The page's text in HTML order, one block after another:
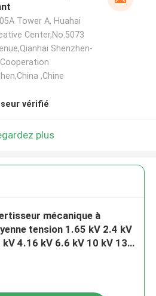
Tower A, Huahai
Center,No.5073
Shenzhen-
,Chine
vérifié
plus
mécanique à
tension 1.65 kV 2.4 kV
kV 4.16 kV 6.6 kV 10 kV 13.8